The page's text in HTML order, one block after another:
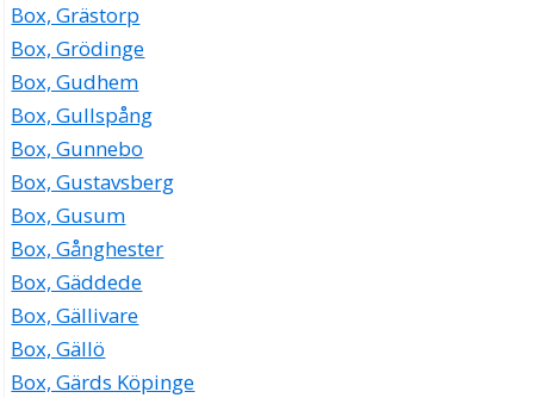
Box, Grästorp
Box, Grödinge
Box, Gudhem
Box, Gullspång
Box, Gunnebo
Box, Gustavsberg
Box, Gusum
Box, Gånghester
Box, Gäddede
Box, Gällivare
Box, Gällö
Box, Gärds Köpinge